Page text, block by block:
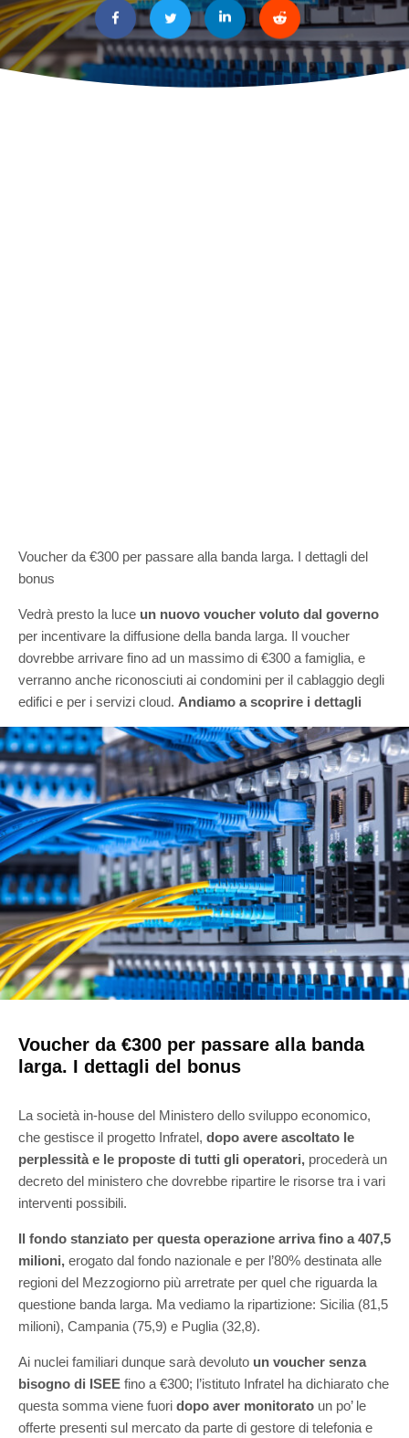
Voucher da €300 per passare alla banda larga. I dettagli del
bonus
Vedrà presto la luce un nuovo voucher voluto dal governo
per incentivare la diffusione della banda larga. Il voucher
dovrebbe arrivare fino ad un massimo di €300 a famiglia, e
verranno anche riconosciuti ai condomini per il cablaggio degli
edifici e per i servizi cloud. Andiamo a scoprire i dettagli
Voucher da €300 per passare alla banda
larga. I dettagli del bonus
La società in-house del Ministero dello sviluppo economico,
che gestisce il progetto Infratel, dopo avere ascoltato le
perplessità e le proposte di tutti gli operatori, procederà un
decreto del ministero che dovrebbe ripartire le risorse tra i vari
interventi possibili.
Il fondo stanziato per questa operazione arriva fino a 407,5
milioni, erogato dal fondo nazionale e per l’80% destinata alle
regioni del Mezzogiorno più arretrate per quel che riguarda la
questione banda larga. Ma vediamo la ripartizione: Sicilia (81,5
milioni), Campania (75,9) e Puglia (32,8).
Ai nuclei familiari dunque sarà devoluto un voucher senza
bisogno di ISEE fino a €300; l’istituto Infratel ha dichiarato che
questa somma viene fuori dopo aver monitorato un po’ le
offerte presenti sul mercato da parte di gestore di telefonia e